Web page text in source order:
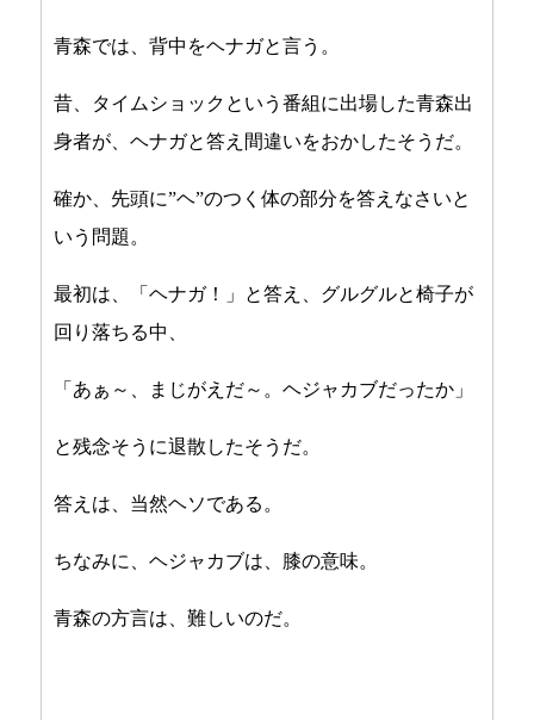
青森では、背中をヘナガと言う。
昔、タイムショックという番組に出場した青森出
身者が、ヘナガと答え間違いをおかしたそうだ。
確か、先頭に”ヘ”のつく体の部分を答えなさいと
いう問題。
最初は、「ヘナガ！」と答え、グルグルと椅子が
回り落ちる中、
「あぁ～、まじがえだ～。ヘジャカブだったか」
と残念そうに退散したそうだ。
答えは、当然ヘソである。
ちなみに、ヘジャカブは、膝の意味。
青森の方言は、難しいのだ。